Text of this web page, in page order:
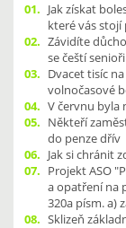
01. Jak získat
které vás stojí
02. Závidíte
se čeští
03. Dvacet tisíc
volnočasové
04. V červnu byla
05. Někteří
do penze dřív
06. Jak si chránit
07. Projekt ASO
a opatření na
320a písm. a)
08. Sklizeň